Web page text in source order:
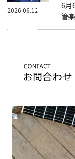
6月
管
2026.06.12